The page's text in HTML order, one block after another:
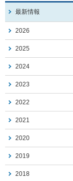
最新情報
2026
2025
2024
2023
2022
2021
2020
2019
2018